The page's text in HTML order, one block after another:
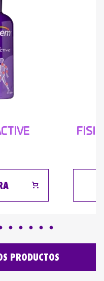
PRODUCTOS